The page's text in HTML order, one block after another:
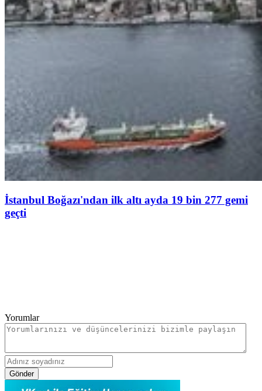
İstanbul Boğazı'ndan ilk altı ayda 19 bin 277 gemi
geçti
Yorumlar
Gönder